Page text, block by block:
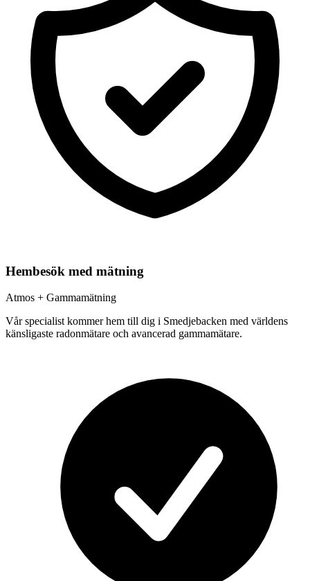
Hembesök med mätning
Atmos + Gammamätning
Vår specialist kommer hem till dig i Smedjebacken med världens
känsligaste radonmätare och avancerad gammamätare.